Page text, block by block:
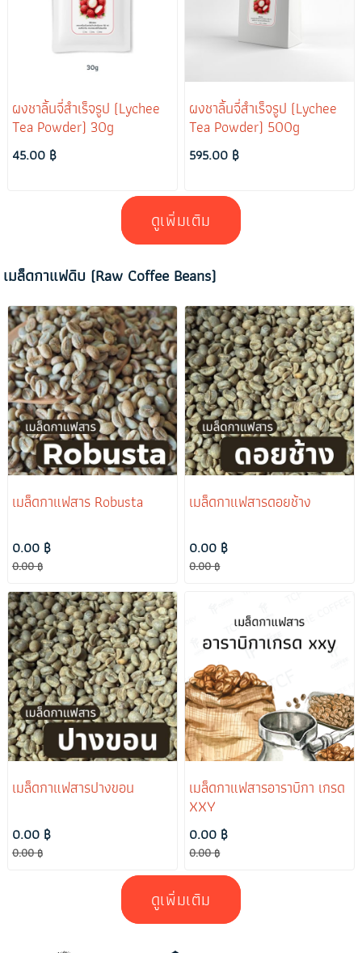
ผงชาลิ้นจี่สำเร็จรูป (Lychee
Tea Powder) 30g
45.00 ฿
ผงชาลิ้นจี่สำเร็จรูป (Lychee
Tea Powder) 500g
595.00 ฿
ดูเพิ่มเติม
เมล็ดกาแฟดิบ (Raw Coffee Beans)
เมล็ดกาแฟสาร Robusta
0.00 ฿
0.00 ฿
เมล็ดกาแฟสารดอยช้าง
0.00 ฿
0.00 ฿
เมล็ดกาแฟสารปางขอน
0.00 ฿
0.00 ฿
เมล็ดกาแฟสารอาราบิกา เกรด
XXY
0.00 ฿
0.00 ฿
ดูเพิ่มเติม